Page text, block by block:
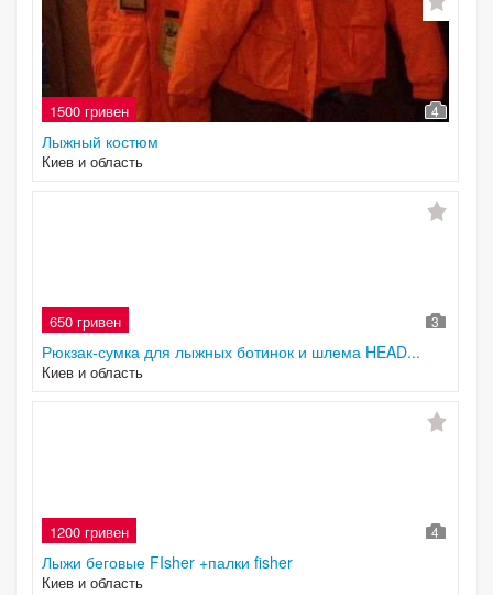
1500 гривен 4
Лыжный костюм
Киев и область
650 гривен 3
Рюкзак-сумка для лыжных ботинок и шлема HEAD...
Киев и область
1200 гривен 4
Лыжи беговые FIsher +палки fisher
Киев и область